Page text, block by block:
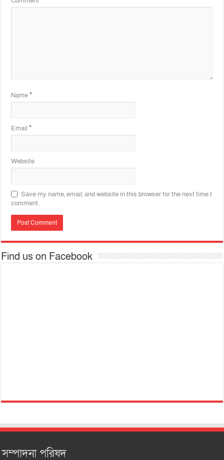
Name*
Email*
Website
Save my name, email, and website in this browser for the next time I
comment.
Find us on Facebook
সম্পাদনা পরিষদ